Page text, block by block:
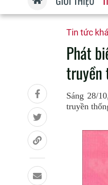
Tin tức
Phát
truyền
Sáng 28/
truyền